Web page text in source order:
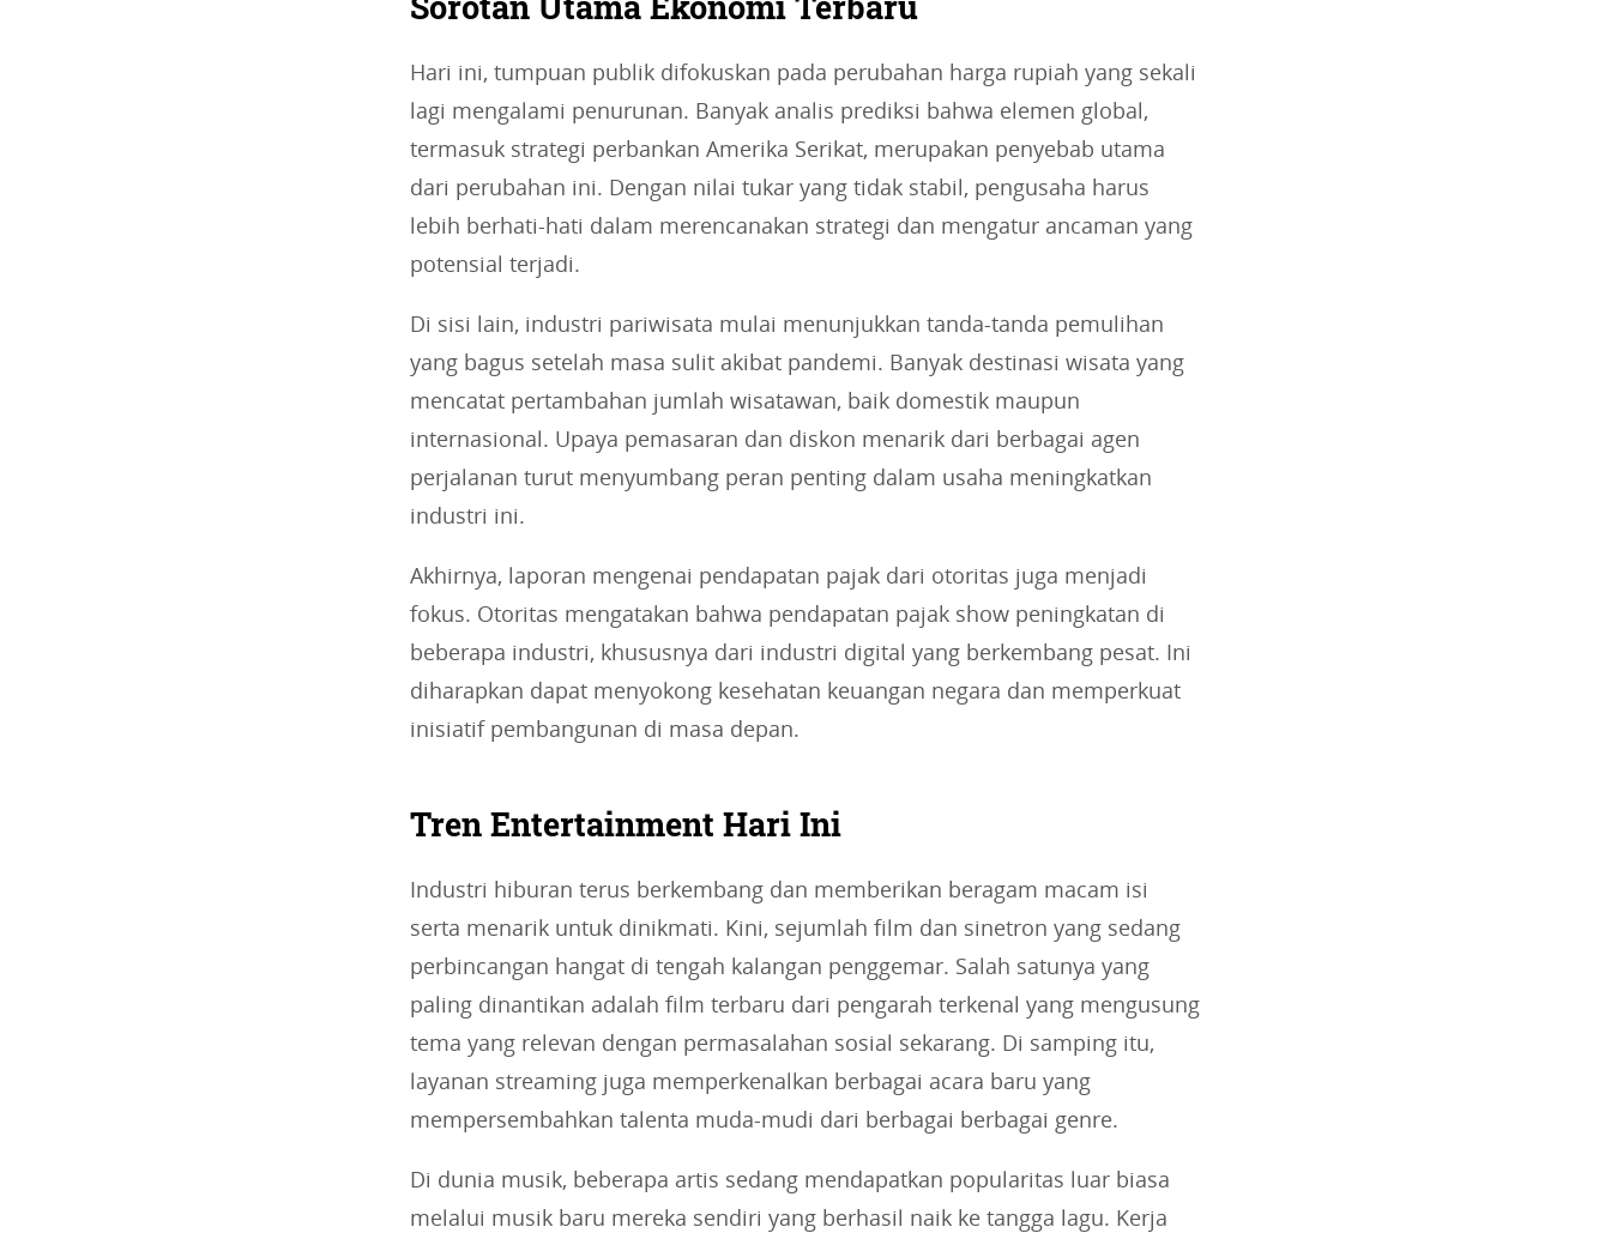
Hari ini, tumpuan publik difokuskan pada perubahan harga rupiah yang sekali
lagi mengalami penurunan. Banyak analis prediksi bahwa elemen global,
termasuk strategi perbankan Amerika Serikat, merupakan penyebab utama
dari perubahan ini. Dengan nilai tukar yang tidak stabil, pengusaha harus
lebih berhati-hati dalam merencanakan strategi dan mengatur ancaman yang
potensial terjadi.
Di sisi lain, industri pariwisata mulai menunjukkan tanda-tanda pemulihan
yang bagus setelah masa sulit akibat pandemi. Banyak destinasi wisata yang
mencatat pertambahan jumlah wisatawan, baik domestik maupun
internasional. Upaya pemasaran dan diskon menarik dari berbagai agen
perjalanan turut menyumbang peran penting dalam usaha meningkatkan
industri ini.
Akhirnya, laporan mengenai pendapatan pajak dari otoritas juga menjadi
fokus. Otoritas mengatakan bahwa pendapatan pajak show peningkatan di
beberapa industri, khususnya dari industri digital yang berkembang pesat. Ini
diharapkan dapat menyokong kesehatan keuangan negara dan memperkuat
inisiatif pembangunan di masa depan.
Tren Entertainment Hari Ini
Industri hiburan terus berkembang dan memberikan beragam macam isi
serta menarik untuk dinikmati. Kini, sejumlah film dan sinetron yang sedang
perbincangan hangat di tengah kalangan penggemar. Salah satunya yang
paling dinantikan adalah film terbaru dari pengarah terkenal yang mengusung
tema yang relevan dengan permasalahan sosial sekarang. Di samping itu,
layanan streaming juga memperkenalkan berbagai acara baru yang
mempersembahkan talenta muda-mudi dari berbagai berbagai genre.
Di dunia musik, beberapa artis sedang mendapatkan popularitas luar biasa
melalui musik baru mereka sendiri yang berhasil naik ke tangga lagu. Kerja